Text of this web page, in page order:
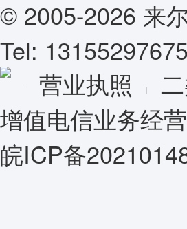
© 2005-2026 来
Tel:
营业执照
增值电信业务经
皖ICP备